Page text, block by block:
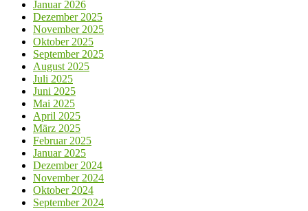
Januar 2026
Dezember 2025
November 2025
Oktober 2025
September 2025
August 2025
Juli 2025
Juni 2025
Mai 2025
April 2025
März 2025
Februar 2025
Januar 2025
Dezember 2024
November 2024
Oktober 2024
September 2024